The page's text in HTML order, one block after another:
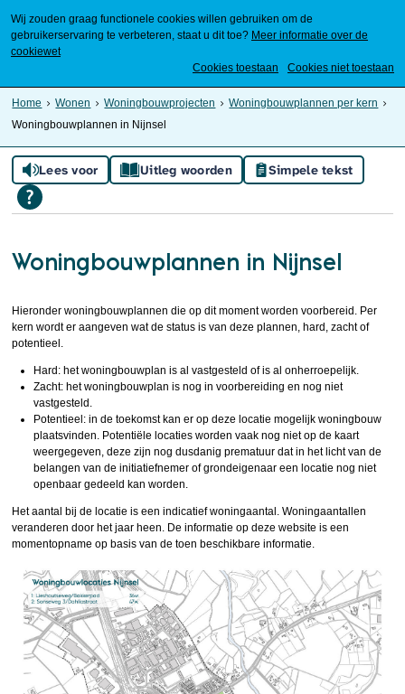
Wij zouden graag functionele cookies willen gebruiken om de
gebruikerservaring te verbeteren, staat u dit toe? Meer informatie over de
cookiewet
Cookies toestaan
Cookies niet toestaan
Home Wonen Woningbouwprojecten
Woningbouwplannen per kern
Woningbouwplannen in Nijnsel
Lees voor Uitleg woorden Simpele tekst
Woningbouwplannen in Nijnsel
Hieronder woningbouwplannen die op dit moment worden voorbereid. Per
kern wordt er aangeven wat de status is van deze plannen, hard, zacht of
potentieel.
Hard: het woningbouwplan is al vastgesteld of is al onherroepelijk.
Zacht: het woningbouwplan is nog in voorbereiding en nog niet
vastgesteld.
Potentieel: in de toekomst kan er op deze locatie mogelijk woningbouw
plaatsvinden. Potentiële locaties worden vaak nog niet op de kaart
weergegeven, deze zijn nog dusdanig prematuur dat in het licht van de
belangen van de initiatiefnemer of grondeigenaar een locatie nog niet
openbaar gedeeld kan worden.
Het aantal bij de locatie is een indicatief woningaantal. Woningaantallen
veranderen door het jaar heen. De informatie op deze website is een
momentopname op basis van de toen beschikbare informatie.